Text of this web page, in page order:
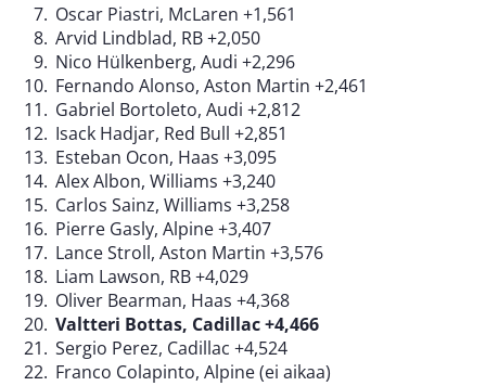
Oscar Piastri, McLaren +1,561
Arvid Lindblad, RB +2,050
Nico Hülkenberg, Audi +2,296
Fernando Alonso, Aston Martin +2,461
Gabriel Bortoleto, Audi +2,812
Isack Hadjar, Red Bull +2,851
Esteban Ocon, Haas +3,095
Alex Albon, Williams +3,240
Carlos Sainz, Williams +3,258
Pierre Gasly, Alpine +3,407
Lance Stroll, Aston Martin +3,576
Liam Lawson, RB +4,029
Oliver Bearman, Haas +4,368
Valtteri Bottas, Cadillac +4,466
Sergio Perez, Cadillac +4,524
Franco Colapinto, Alpine (ei aikaa)